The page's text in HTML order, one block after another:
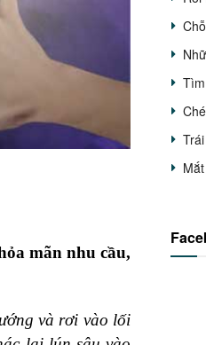
mãn nhu cầu,
và rơi vào lối